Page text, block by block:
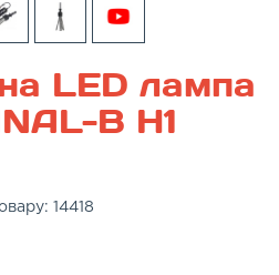
LED лампа
B H1
14418